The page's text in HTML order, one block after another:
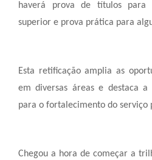
haverá prova de títulos para
superior e prova prática para
Esta retificação amplia as
em diversas áreas e destaca a
para o fortalecimento do serviço
Chegou a hora de começar a